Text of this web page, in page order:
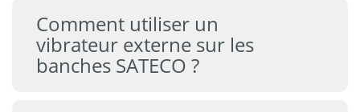
Comment utiliser un
vibrateur externe sur les
banches SATECO ?